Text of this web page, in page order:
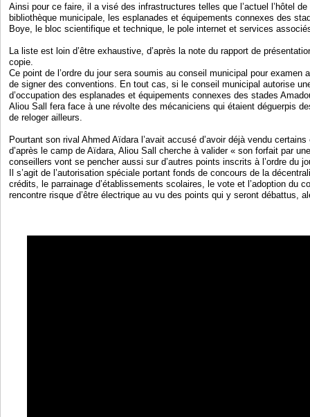
Ainsi pour ce faire, il a visé des infrastructures telles que l’actuel l’hôtel
bibliothèque municipale, les esplanades et équipements connexes des
Boye, le bloc scientifique et technique, le pole internet et services
La liste est loin d’être exhaustive, d’après la note du rapport de
copie.
Ce point de l’ordre du jour sera soumis au conseil municipal pour examen
de signer des conventions. En tout cas, si le conseil municipal autorise
d’occupation des esplanades et équipements connexes des stades
Aliou Sall fera face à une révolte des mécaniciens qui étaient déguerpis
de reloger ailleurs.
Pourtant son rival Ahmed Aïdara l’avait accusé d’avoir déjà vendu
d’après le camp de Aïdara, Aliou Sall cherche à valider « son forfait par
conseillers vont se pencher aussi sur d’autres points inscrits à l’ordre du
Il s’agit de l’autorisation spéciale portant fonds de concours de la
crédits, le parrainage d’établissements scolaires, le vote et l’adoption du
rencontre risque d’être électrique au vu des points qui y seront débattus,